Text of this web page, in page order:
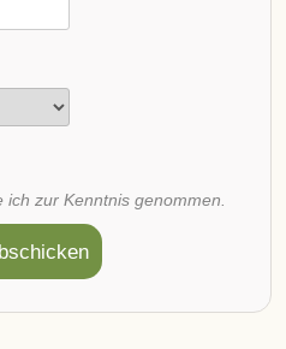
ich zur Kenntnis genommen.